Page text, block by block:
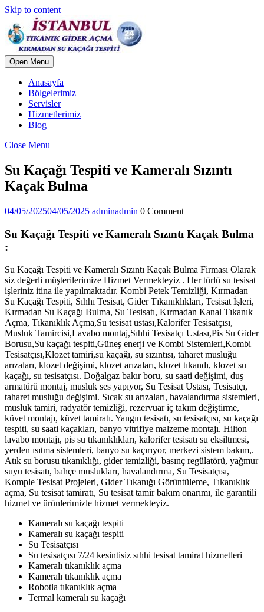
Skip to content
Open Menu
Anasayfa
Bölgelerimiz
Servisler
Hizmetlerimiz
Blog
Close Menu
Su Kaçağı Tespiti ve Kameralı Sızıntı
Kaçak Bulma
04/05/202504/05/2025 adminadmin 0 Comment
Su Kaçağı Tespiti ve Kameralı Sızıntı Kaçak Bulma
:
Su Kaçağı Tespiti ve Kameralı Sızıntı Kaçak Bulma Firması Olarak
siz değerli müşterilerimize Hizmet Vermekteyiz . Her türlü su tesisat
işleriniz itina ile yapılmaktadır. Kombi Petek Temizliği, Kırmadan
Su Kaçağı Tespiti, Sıhhı Tesisat, Gider Tıkanıklıkları, Tesisat İşleri,
Kırmadan Su Kaçağı Bulma, Su Tesisatı, Kırmadan Kanal Tıkanık
Açma, Tıkanıklık Açma,Su tesisat ustası,Kalorifer Tesisatçısı,
Musluk Tamircisi,Lavabo montaj,Sıhhi Tesisatçı Ustası,Pis Su Gider
Borusu,Su kaçağı tespiti,Güneş enerji ve Kombi Sistemleri,Kombi
Tesisatçısı,Klozet tamiri,su kaçağı, su sızıntısı, taharet musluğu
arızaları, klozet değişimi, klozet arızaları, klozet tıkandı, klozet su
kaçağı, su tesisatçısı. Doğalgaz bakır boru, su saati değişimi, duş
armatürü montaj, musluk ses yapıyor, Su Tesisat Ustası, Tesisatçı,
taharet musluğu değişimi. Sıcak su arızaları, havalandırma sistemleri,
musluk tamiri, radyatör temizliği, rezervuar iç takım değiştirme,
küvet montajı, küvet tamiratı. Yangın tesisatı, su tesisatçısı, su kaçağı
tespiti, su saati kaçakları, banyo vitrifiye malzeme montajı. Hilton
lavabo montajı, pis su tıkanıklıkları, kalorifer tesisatı su eksiltmesi,
yerden ısıtma sistemleri, banyo su kaçırıyor, merkezi sistem bakım,.
Atık su borusu tıkanıklığı, gider temizliği, basınç regülatörü, yağmur
suyu tesisatı, bahçe muslukları, havalandırma, Su Tesisatçısı,
Komple Tesisat Projeleri, Gider Tıkanığı Görüntüleme, Tıkanıklık
açma, Su tesisat tamiratı, Su tesisat tamir bakım onarımı, ile garantili
hizmet ve ürünlerimizle hizmet vermekteyiz.
Kameralı su kaçağı tespiti
Kameralı su kaçağı tespiti
Su Tesisatçısı
Su tesisatçısı 7/24 kesintisiz sıhhi tesisat tamirat hizmetleri
Kameralı tıkanıklık açma
Kameralı tıkanıklık açma
Robotla tıkanıklık açma
Termal kameralı su kaçağı